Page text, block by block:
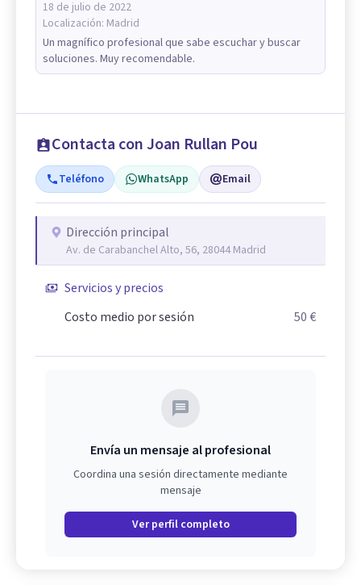
18 de julio de 2022
Localización: Madrid
Un magnífico profesional que sabe escuchar y buscar
soluciones. Muy recomendable.
Contacta con Joan Rullan Pou
Teléfono WhatsApp Email
Dirección principal
Av. de Carabanchel Alto, 56, 28044 Madrid
Servicios y precios
Costo medio por sesión
50 €
Envía un mensaje al profesional
Coordina una sesión directamente mediante
mensaje
Ver perfil completo